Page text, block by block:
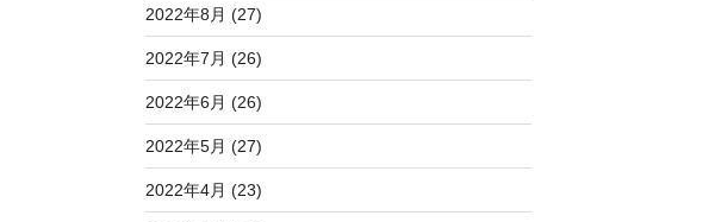
2022年8月 (27)
2022年7月 (26)
2022年6月 (26)
2022年5月 (27)
2022年4月 (23)